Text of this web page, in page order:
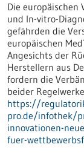
Die europäischen
und In-vitro-
gefährden die
europäischen
Angesichts der
Herstellern aus
fordern die
beider
https://
pro.de/infothek/
innovationen-
fuer-